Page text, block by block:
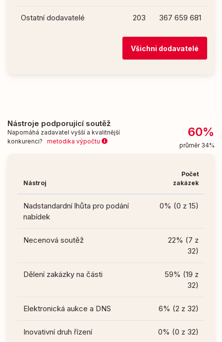
Ostatní dodavatelé 203 367 659 681
Všichni dodavatelé
Nástroje podporující soutěž
Napomáhá zadavatel vyšší a kvalitnější
konkurenci? metodika výpočtu
60%
průměr 34%
Nástroj
Počet
zakázek
Nadstandardní lhůta pro podání
nabídek
0% (0 z 15)
Necenová soutěž
22% (7 z
32)
Dělení zakázky na části
59% (19 z
32)
Elektronická aukce a DNS 6% (2 z 32)
Inovativní druh řízení 0% (0 z 32)